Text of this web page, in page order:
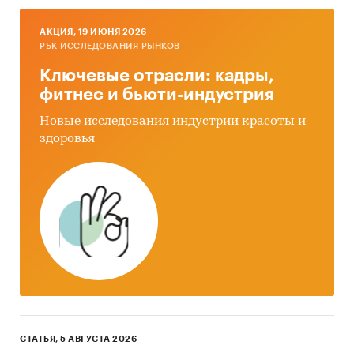
AКЦИЯ, 19 ИЮНЯ 2026
РБК ИССЛЕДОВАНИЯ РЫНКОВ
Ключевые отрасли: кадры,
фитнес и бьюти-индустрия
Новые исследования индустрии красоты и
здоровья
СТАТЬЯ, 5 АВГУСТА 2026